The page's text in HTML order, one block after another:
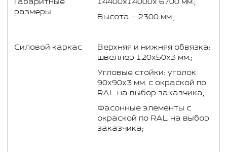
Габаритные
размеры
14400х14000х 6700 мм.;
Высота – 2300 мм.;
Силовой каркас
Верхняя и нижняя обвязка:
швеллер 120х50х3 мм.;
Угловые стойки: уголок
90х90х3 мм. с окраской по
RAL на выбор заказчика;
Фасонные элементы с
окраской по RAL на выбор
заказчика;